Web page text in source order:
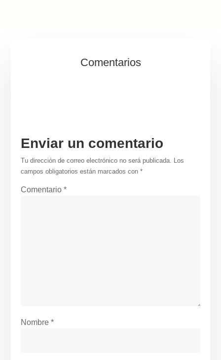
Comentarios
Enviar un comentario
Tu dirección de correo electrónico no será publicada. Los
campos obligatorios están marcados con*
Comentario*
Nombre*